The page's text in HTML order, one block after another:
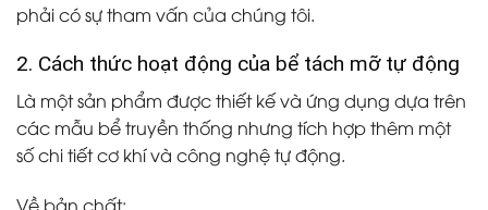
phải có sự tham vấn của chúng tôi.
2. Cách thức hoạt động của bể tách mỡ tự động
Là một sản phẩm được thiết kế và ứng dụng dựa trên
các mẫu bể truyền thống nhưng tích hợp thêm một
số chi tiết cơ khí và công nghệ tự động.
Về bản chất: